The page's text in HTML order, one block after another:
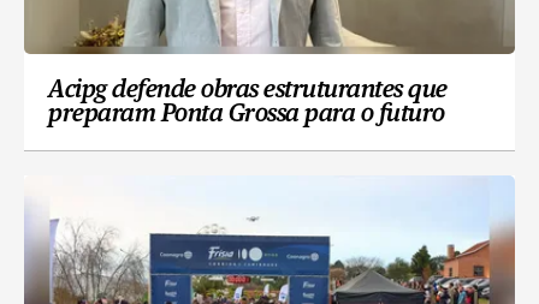
Acipg defende obras estruturantes que
preparam Ponta Grossa para o futuro